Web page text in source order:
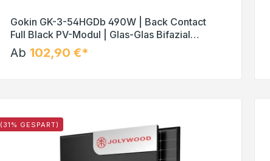
Gokin GK-3-54HGDb 490W | Back Contact
Full Black PV-Modul | Glas-Glas Bifazial
Solarmodul
Ab 102,90 €*
(31% GESPART)